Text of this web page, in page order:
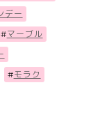
デー
#マーブル
#モラク